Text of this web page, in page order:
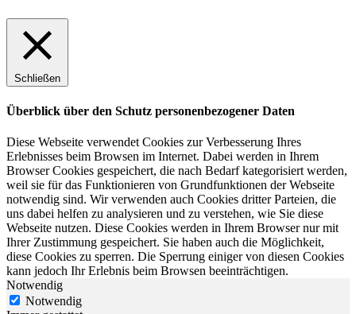
Schließen
Überblick über den Schutz personenbezogener Daten
Diese Webseite verwendet Cookies zur Verbesserung Ihres
Erlebnisses beim Browsen im Internet. Dabei werden in Ihrem
Browser Cookies gespeichert, die nach Bedarf kategorisiert werden,
weil sie für das Funktionieren von Grundfunktionen der Webseite
notwendig sind. Wir verwenden auch Cookies dritter Parteien, die
uns dabei helfen zu analysieren und zu verstehen, wie Sie diese
Webseite nutzen. Diese Cookies werden in Ihrem Browser nur mit
Ihrer Zustimmung gespeichert. Sie haben auch die Möglichkeit,
diese Cookies zu sperren. Die Sperrung einiger von diesen Cookies
kann jedoch Ihr Erlebnis beim Browsen beeinträchtigen.
Notwendig
Notwendig